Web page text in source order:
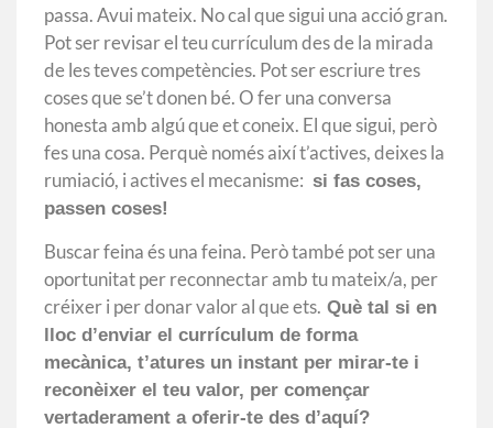
passa. Avui mateix. No cal que sigui una acció gran.
Pot ser revisar el teu currículum des de la mirada
de les teves competències. Pot ser escriure tres
coses que se’t donen bé. O fer una conversa
honesta amb algú que et coneix. El que sigui, però
fes una cosa. Perquè només així t’actives, deixes la
rumiació, i actives el mecanisme: si fas coses,
passen coses!
Buscar feina és una feina. Però també pot ser una
oportunitat per reconnectar amb tu mateix/a, per
créixer i per donar valor al que ets. Què tal si en
lloc d’enviar el currículum de forma
mecànica, t’atures un instant per mirar-te i
reconèixer el teu valor, per començar
vertaderament a oferir-te des d’aquí?